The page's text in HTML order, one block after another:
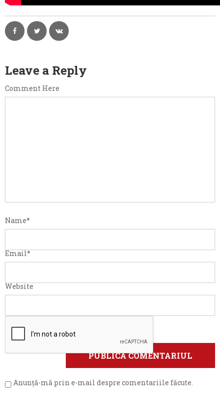
Leave a Reply
Comment Here
Name*
Email*
Website
Anunță-mă prin e-mail despre comentariile făcute.